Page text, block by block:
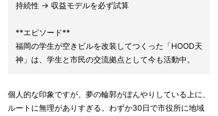
持続性 → 収益モデルを必ず試算
**エピソード**
福岡の学生が空きビルを改装してつくった「HOOD天
神」は、学生と市民の交流拠点として今も活動中。
個人的な印象ですが、夢の輪郭がぼんやりしている上に、
ルートに無理がありすぎる。わずか30日で市役所に地域